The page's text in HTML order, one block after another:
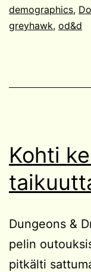
demographics,
greyhawk, od&d
Kohti
Dungeons &
pelin
pitkälti